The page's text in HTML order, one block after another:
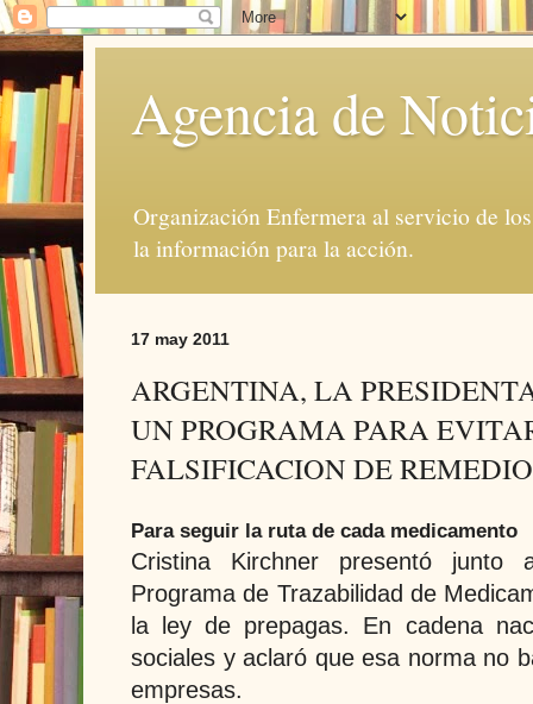
Agencia de
Organización Enfermera al servicio de
la información para la acción.
17 may 2011
ARGENTINA, LA
UN PROGRAMA PARA
FALSIFICACION DE
Para seguir la ruta de cada medicamento
Cristina Kirchner presentó
Programa de Trazabilidad de
la ley de prepagas. En cadena
sociales y aclaró que esa norma no
empresas.